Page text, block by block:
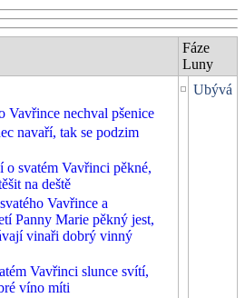
Fáze
Luny
Vavřince nechval pšenice
navaří, tak se podzim
o svatém Vavřinci pěkné,
na deště
Vavřince a
Panny Marie pěkný jest,
vinaři dobrý vinný
Vavřinci slunce svítí,
víno míti
Ubývá